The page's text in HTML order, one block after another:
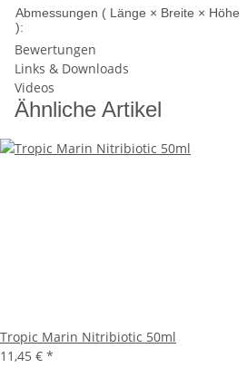
Abmessungen ( Länge × Breite × Höhe
):
Bewertungen
Links & Downloads
Videos
Ähnliche Artikel
Tropic Marin Nitribiotic 50ml
11,45 € *